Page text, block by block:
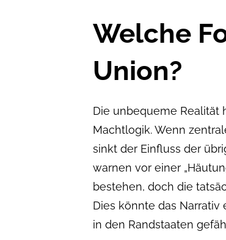
Welche
Union?
Die unbequeme Realität
Machtlogik. Wenn
sinkt der Einfluss der
warnen vor einer
bestehen, doch die
Dies könnte das Narrativ
in den Randstaaten